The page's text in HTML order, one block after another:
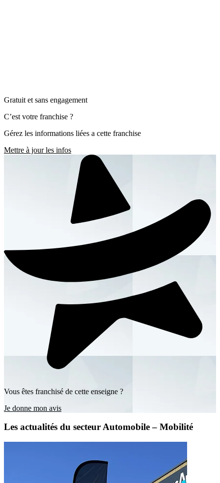
Gratuit et sans engagement
C’est votre franchise ?
Gérez les informations liées a cette franchise
Mettre à jour les infos
Vous êtes franchisé de cette enseigne ?
Je donne mon avis
Les actualités du secteur Automobile – Mobilité